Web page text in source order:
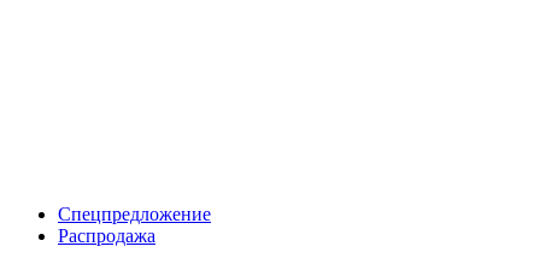
Спецпредложение
Распродажа